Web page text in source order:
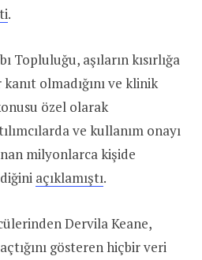
.
Topluluğu, aşıların kısırlığa
olmadığını ve klinik
özel olarak
ve kullanım onayı
milyonlarca kişide
açıklamıştı.
Dervila Keane,
açtığını gösteren hiçbir veri